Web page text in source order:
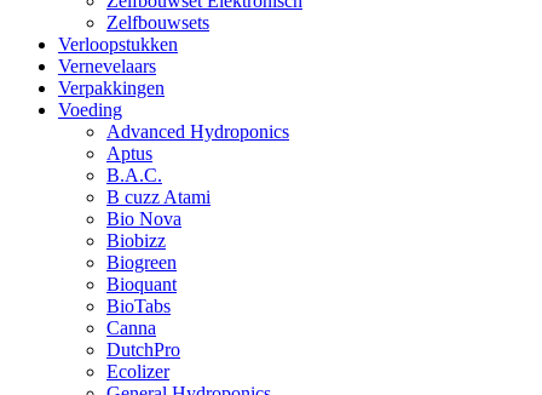
Zelfbouwsets
Verloopstukken
Vernevelaars
Verpakkingen
Voeding
Advanced Hydroponics
Aptus
B.A.C.
B cuzz Atami
Bio Nova
Biobizz
Biogreen
Bioquant
BioTabs
Canna
DutchPro
Ecolizer